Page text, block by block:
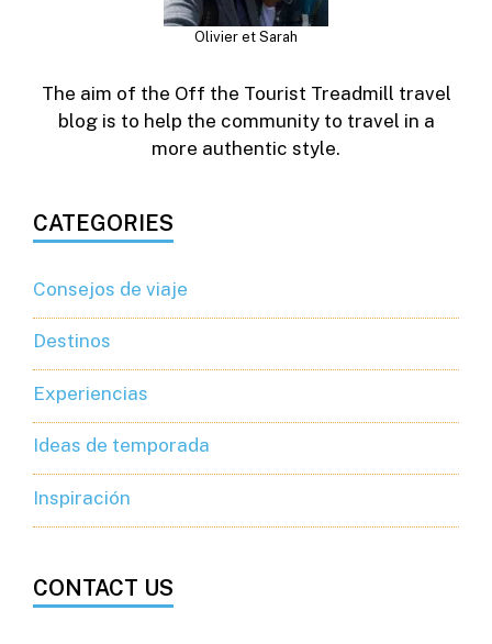
Olivier et Sarah
The aim of the Off the Tourist Treadmill travel
blog is to help the community to travel in a
more authentic style.
CATEGORIES
Consejos de viaje
Destinos
Experiencias
Ideas de temporada
Inspiración
CONTACT US